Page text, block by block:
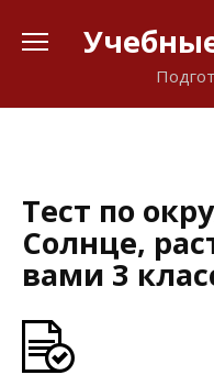
Тест по
Солнце,
вами 3